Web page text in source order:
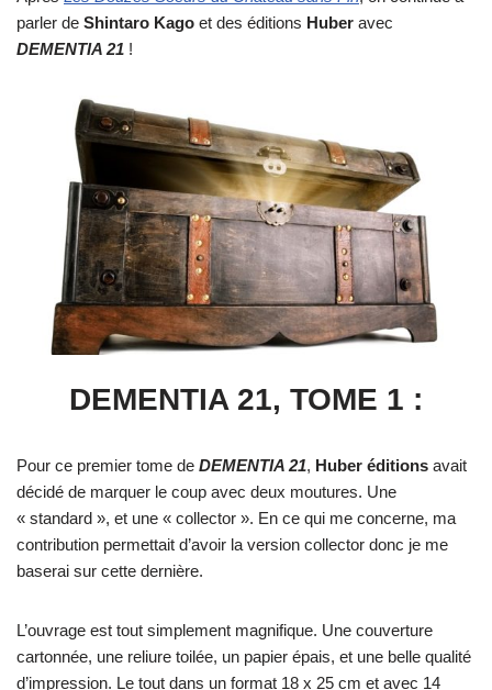
parler de Shintaro Kago et des éditions Huber avec
DEMENTIA 21 !
DEMENTIA 21, TOME 1 :
Pour ce premier tome de DEMENTIA 21, Huber éditions avait
décidé de marquer le coup avec deux moutures. Une
« standard », et une « collector ». En ce qui me concerne, ma
contribution permettait d’avoir la version collector donc je me
baserai sur cette dernière.
L’ouvrage est tout simplement magnifique. Une couverture
cartonnée, une reliure toilée, un papier épais, et une belle qualité
d’impression. Le tout dans un format 18 x 25 cm et avec 14